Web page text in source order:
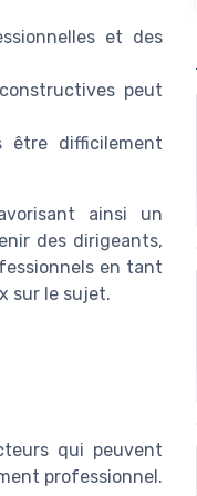
et des
peut
difficilement
ainsi un
des dirigeants,
en tant
sur le sujet.
qui peuvent
professionnel.